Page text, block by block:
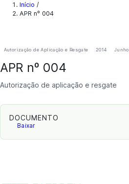
Início /
APR nº 004
Autorização de Aplicação e Resgate 2014 Junho
APR nº 004
Autorização de aplicação e resgate
DOCUMENTO
Baixar